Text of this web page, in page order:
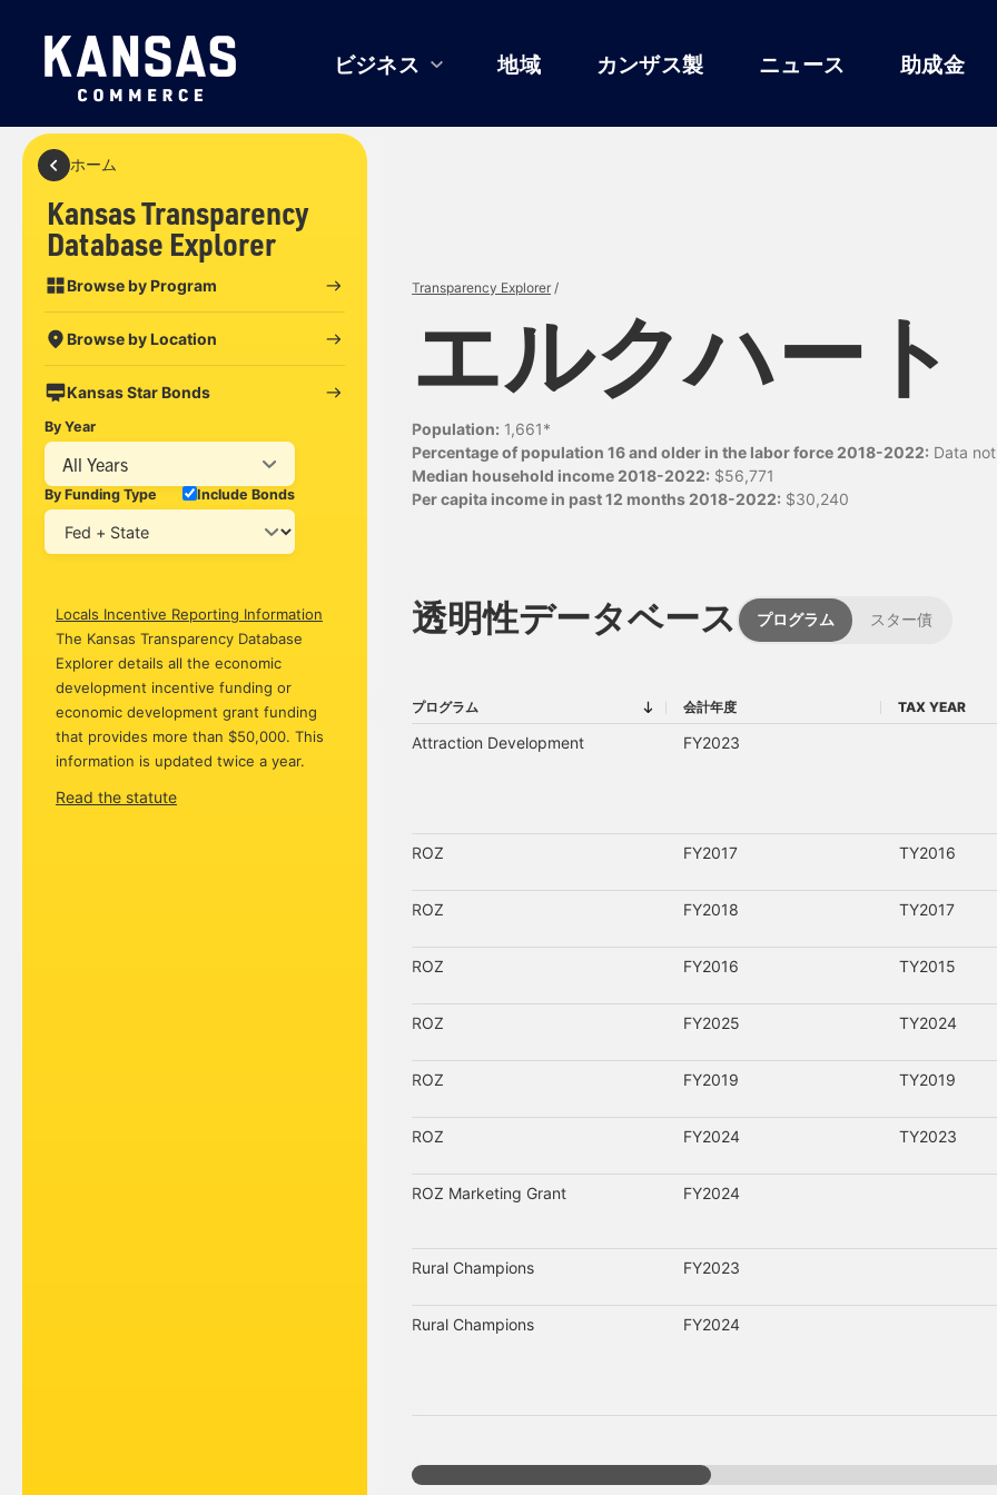
ビジネス 地域 カンザス製 ニュース 助成金
ホーム
Kansas Transparency
Database Explorer
Browse by Program
Browse by Location
Kansas Star Bonds
By Year
All Years
By Funding Type Include Bonds
Locals Incentive Reporting Information
The Kansas Transparency Database
Explorer details all the economic
development incentive funding or
economic development grant funding
that provides more than $50,000. This
information is updated twice a year.
Read the statute
Transparency Explorer /
エルクハート
Population: 1,661*
Percentage of population 16 and older in the labor force 2018-2022: Data
Median household income 2018-2022: $56,771
Per capita income in past 12 months 2018-2022: $30,240
透明性データベース プログラム スター債
プログラム 会計年度
TAX YEAR
Attraction Development FY2023
ROZ FY2017 TY2016
ROZ FY2018 TY2017
ROZ FY2016 TY2015
ROZ FY2025 TY2024
ROZ FY2019 TY2019
ROZ FY2024 TY2023
ROZ Marketing Grant FY2024
Rural Champions FY2023
Rural Champions FY2024